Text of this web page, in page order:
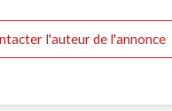
l'auteur de l'annonce